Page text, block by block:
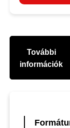
További
információk